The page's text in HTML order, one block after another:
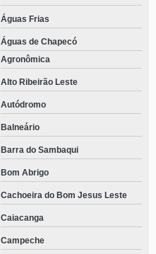
Águas Frias
Águas de Chapecó
Agronômica
Alto Ribeirão Leste
Autódromo
Balneário
Barra do Sambaqui
Bom Abrigo
Cachoeira do Bom Jesus Leste
Caiacanga
Campeche